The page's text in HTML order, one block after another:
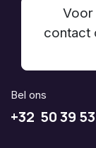
Voor
contact
Bel ons
+32 50 39